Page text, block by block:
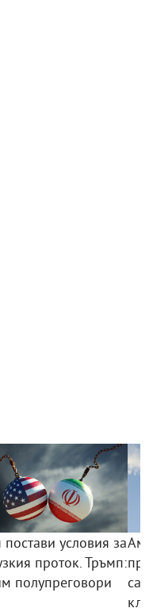
условия за
проток. Тръмп:
полупреговори